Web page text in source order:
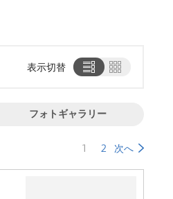
表示切替
フォトギャラリー
1 2 次へ